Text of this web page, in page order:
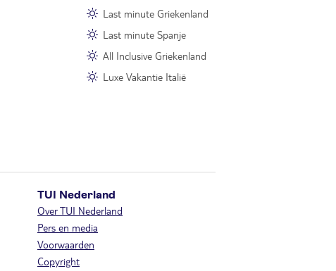
Last minute Griekenland
Last minute Spanje
All Inclusive Griekenland
Luxe Vakantie Italië
TUI Nederland
Over TUI Nederland
Pers en media
Voorwaarden
Copyright